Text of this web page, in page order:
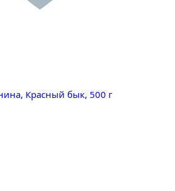
Красный бык, 500 г